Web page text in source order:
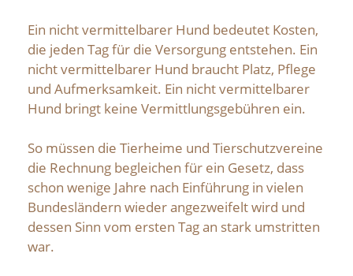
Ein nicht vermittelbarer Hund bedeutet Kosten,
die jeden Tag für die Versorgung entstehen. Ein
nicht vermittelbarer Hund braucht Platz, Pflege
und Aufmerksamkeit. Ein nicht vermittelbarer
Hund bringt keine Vermittlungsgebühren ein.
So müssen die Tierheime und Tierschutzvereine
die Rechnung begleichen für ein Gesetz, dass
schon wenige Jahre nach Einführung in vielen
Bundesländern wieder angezweifelt wird und
dessen Sinn vom ersten Tag an stark umstritten
war.